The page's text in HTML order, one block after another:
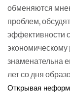
обменяются
проблем,
эффективности
знаменательна
лет со дня
Открывая